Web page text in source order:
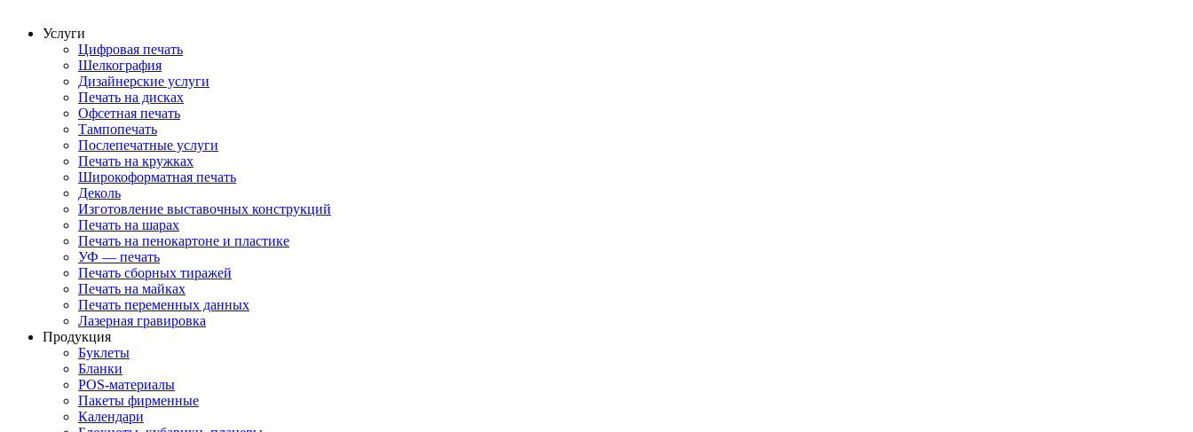
Услуги
Цифровая печать
Шелкография
Дизайнерские услуги
Печать на дисках
Офсетная печать
Тампопечать
Послепечатные услуги
Печать на кружках
Широкоформатная печать
Деколь
Изготовление выставочных конструкций
Печать на шарах
Печать на пенокартоне и пластике
УФ — печать
Печать сборных тиражей
Печать на майках
Печать переменных данных
Лазерная гравировка
Продукция
Буклеты
Бланки
POS-материалы
Пакеты фирменные
Календари